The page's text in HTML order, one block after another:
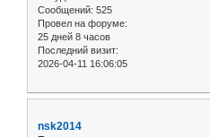
Сообщений: 525
Провел на форуме:
25 дней 8 часов
Последний визит:
2026-04-11 16:06:05
nsk2014